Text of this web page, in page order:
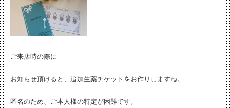
ご来店時の際に
お知らせ頂けると、追加生薬チケットをお作りしますね。
匿名のため、ご本人様の特定が困難です。